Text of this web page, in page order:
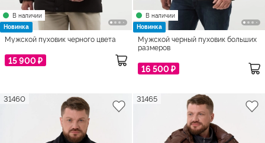
В наличии
Новинка
Мужской пуховик черного цвета
15 900 ₽
В наличии
Новинка
Мужской черный пуховик больших
размеров
16 500 ₽
31460 31465